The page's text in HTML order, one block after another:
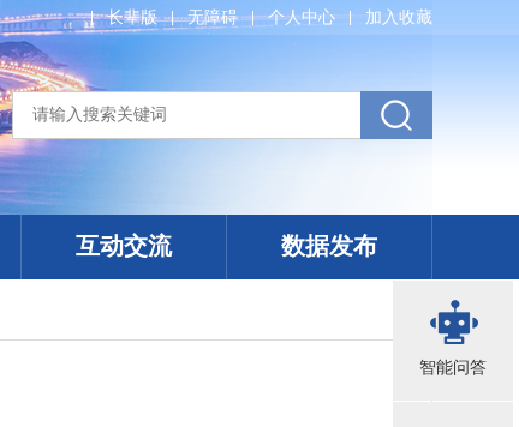
长辈版 无障碍 个人中心 加入收藏
互动交流 数据发布
智能问答